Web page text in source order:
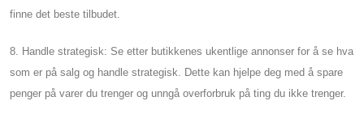
finne det beste tilbudet.
8. Handle strategisk: Se etter butikkenes ukentlige annonser for å se hva
som er på salg og handle strategisk. Dette kan hjelpe deg med å spare
penger på varer du trenger og unngå overforbruk på ting du ikke trenger.